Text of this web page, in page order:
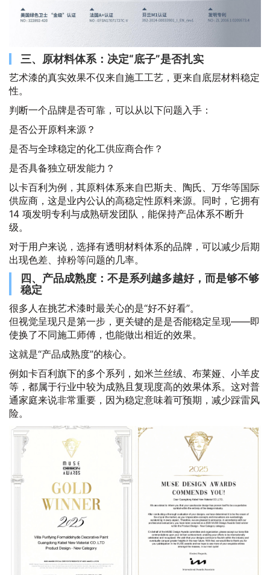
三、原材料体系：决定“底子”是否扎实
艺术漆的真实效果不仅来自施工工艺，更来自底层材料稳定
性。
判断一个品牌是否可靠，可以从以下问题入手：
是否公开原料来源？
是否与全球稳定的化工供应商合作？
是否具备独立研发能力？
以卡百利为例，其原料体系来自巴斯夫、陶氏、万华等国际
供应商，这是业内公认的高稳定性原料来源。同时，它拥有
14 项发明专利与成熟研发团队，能保持产品体系不断升
级。
对于用户来说，选择有透明材料体系的品牌，可以减少后期
出现色差、掉粉等问题的几率。
四、产品成熟度：不是系列越多越好，而是够不够
稳定
很多人在挑艺术漆时最关心的是“好不好看”。
但视觉呈现只是第一步，更关键的是是否能稳定呈现——即
使换了不同施工师傅，也能做出相近的效果。
这就是“产品成熟度”的核心。
例如卡百利旗下的多个系列，如米兰丝绒、布莱娅、小羊皮
等，都属于行业中较为成熟且复现度高的效果体系。这对普
通家庭来说非常重要，因为稳定意味着可预期，减少踩雷风
险。